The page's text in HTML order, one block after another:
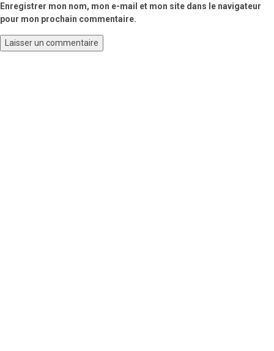
Enregistrer mon nom, mon e-mail et mon site dans le navigateur
pour mon prochain commentaire.